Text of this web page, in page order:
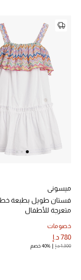
أحذية النسائية
جديد لدينا
نسوقوا أحدث ما وصلنا
ميسوني
فستان طويل بطبعة
متعرجة للأطفال
خصومات
780 د.إ
1,300 د.إ 40% خصم